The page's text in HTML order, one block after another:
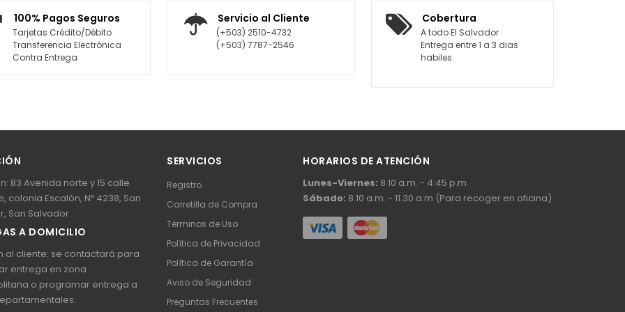
100% Pagos Seguros
Tarjetas Crédito/Débito
Transferencia Electrónica
Contra Entrega
Servicio al Cliente
(+503) 2510-4732
(+503) 7787-2546
Cobertura
A todo El Salvador
Entrega entre 1 a 3 dias
habiles.
83 Avenida norte y 15 calle
colonia Escalón, Nº 4238, San
San Salvador
A DOMICILIO
al cliente: se contactará para
entrega en zona
o programar entrega a
SERVICIOS
Registro
Carretilla de Compra
Términos de Uso
Política de Privacidad
Política de Garantía
Aviso de Seguridad
Preguntas Frecuentes
HORARIOS DE ATENCIÓN
Lunes-Viernes: 8.10 a.m. - 4:45 p.m.
Sábado: 8.10 a.m. - 11.30 a.m (Para recoger en oficina)